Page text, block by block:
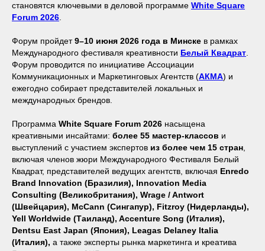
становятся ключевыми в деловой программе White Square
Forum 2026
Форум пройдет9–10 июня 2026 года в Минске в рамках
Международного фестиваля креативности Белый Квадрат
Форум проводится по инициативе Ассоциации
Коммуникационных и Маркетинговых Агентств (АКМА) и
ежегодно собирает представителей локальных и
международных брендов.
Программа White Square Forum 2026 насыщена
креативными инсайтами: более 55 мастер-классов и
выступлений с участием экспертов из более чем 15 стран
включая членов жюри Международного Фестиваля Белый
Квадрат, представителей ведущих агентств, включая Enredo
Brand Innovation (Бразилия), Innovation Media
Consulting (Великобритания), Wrage / Antwort
(Швейцария), McCann (Сингапур), Fitzroy (Нидерланды),
Yell Worldwide (Таиланд), Accenture Song (Италия),
Dentsu East Japan (Япония), Leagas Delaney Italia
(Италия), а также эксперты рынка маркетинга и креатива